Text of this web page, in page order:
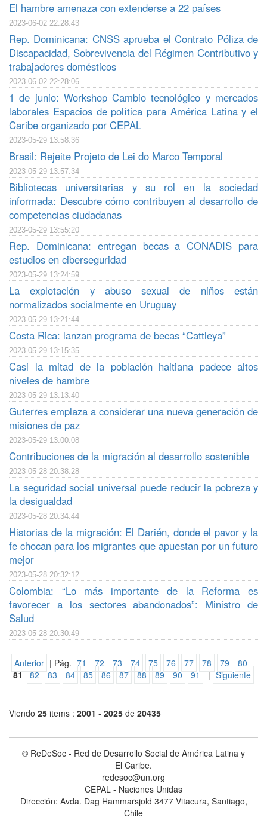
El hambre amenaza con extenderse a 22 países
2023-06-02 22:28:43
Rep. Dominicana: CNSS aprueba el Contrato Póliza de
Discapacidad, Sobrevivencia del Régimen Contributivo y
trabajadores domésticos
2023-06-02 22:28:06
1 de junio: Workshop Cambio tecnológico y mercados
laborales Espacios de política para América Latina y el
Caribe organizado por CEPAL
2023-05-29 13:58:36
Brasil: Rejeite Projeto de Lei do Marco Temporal
2023-05-29 13:57:34
Bibliotecas universitarias y su rol en la sociedad
informada: Descubre cómo contribuyen al desarrollo de
competencias ciudadanas
2023-05-29 13:55:20
Rep. Dominicana: entregan becas a CONADIS para
estudios en ciberseguridad
2023-05-29 13:24:59
La explotación y abuso sexual de niños están
normalizados socialmente en Uruguay
2023-05-29 13:21:44
Costa Rica: lanzan programa de becas “Cattleya”
2023-05-29 13:15:35
Casi la mitad de la población haitiana padece altos
niveles de hambre
2023-05-29 13:13:40
Guterres emplaza a considerar una nueva generación de
misiones de paz
2023-05-29 13:00:08
Contribuciones de la migración al desarrollo sostenible
2023-05-28 20:38:28
La seguridad social universal puede reducir la pobreza y
la desigualdad
2023-05-28 20:34:44
Historias de la migración: El Darién, donde el pavor y la
fe chocan para los migrantes que apuestan por un futuro
mejor
2023-05-28 20:32:12
Colombia: “Lo más importante de la Reforma es
favorecer a los sectores abandonados”: Ministro de
Salud
2023-05-28 20:30:49
Anterior | Pág. 71 72 73 74 75 76 77 78 79
80
81 82 83 84 85 86 87 88 89 90 91 | Siguiente
Viendo 25 items : 2001 - 2025 de 20435
© ReDeSoc - Red de Desarrollo Social de América Latina y
El Caribe.
redesoc@un.org
CEPAL - Naciones Unidas
Dirección: Avda. Dag Hammarsjold 3477 Vitacura, Santiago,
Chile